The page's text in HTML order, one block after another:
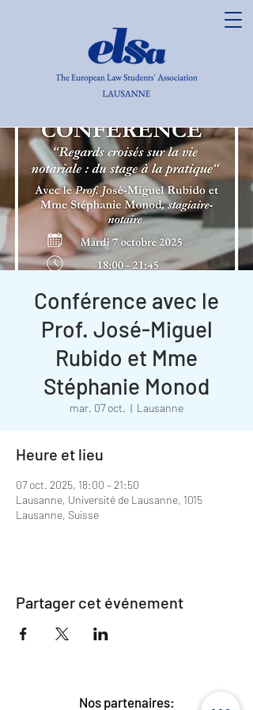
Conférence avec le
Prof. José-Miguel
Rubido et Mme
Stéphanie Monod
mar. 07 oct.
  |
Lausanne
Heure et lieu
07 oct. 2025, 18:00 – 21:50
Lausanne, Université de Lausanne, 1015
Lausanne, Suisse
Partager cet événement
Nos partenaires: